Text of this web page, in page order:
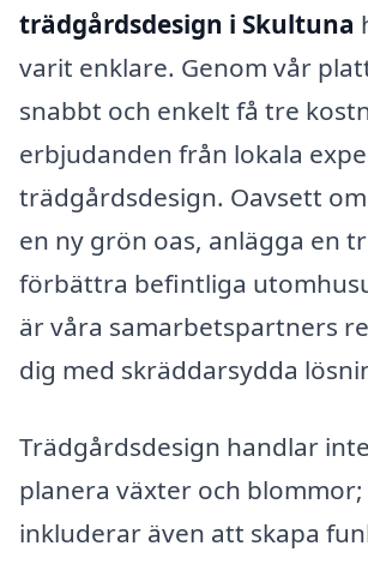
trädgårdsdesign i Skultuna
varit enklare. Genom vår
snabbt och enkelt få tre
erbjudanden från lokala
trädgårdsdesign. Oavsett
en ny grön oas, anlägga en
förbättra befintliga
är våra samarbetspartners
dig med skräddarsydda
Trädgårdsdesign handlar
planera växter och
inkluderar även att skapa